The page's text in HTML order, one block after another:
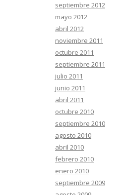
septiembre 2012
mayo 2012
abril 2012
noviembre 2011
octubre 2011
septiembre 2011
julio 2011
junio 2011
abril 2011
octubre 2010
septiembre 2010
agosto 2010
abril 2010
febrero 2010
enero 2010
septiembre 2009